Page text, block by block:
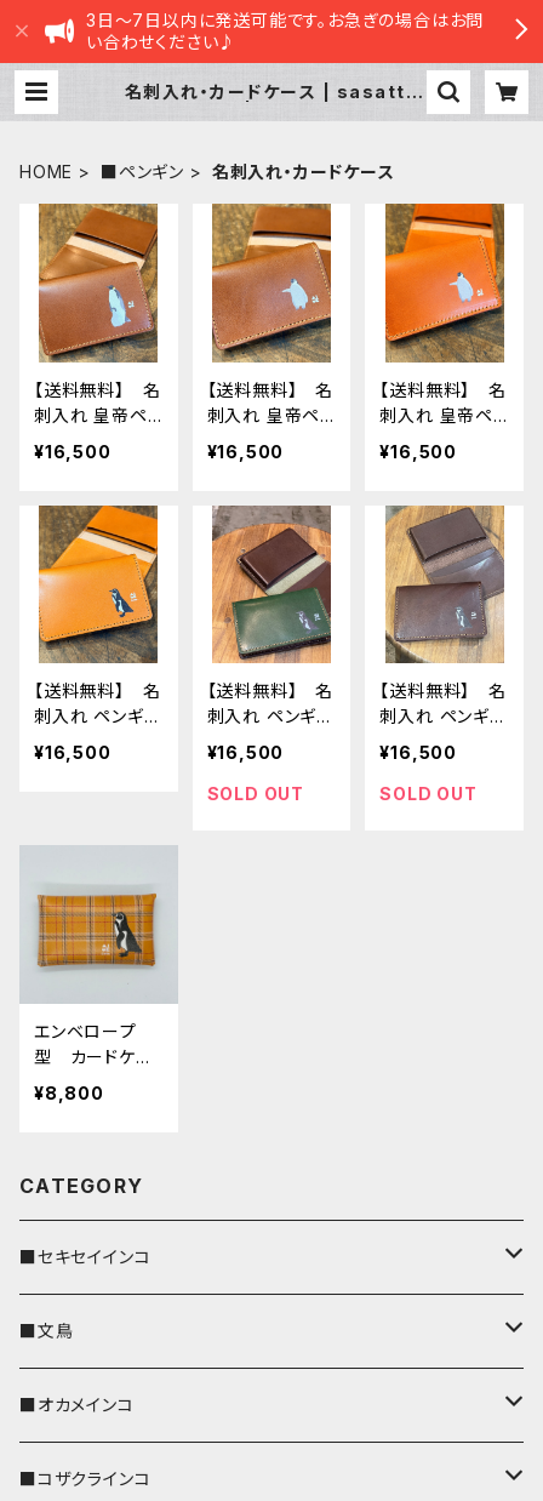
3日～7日以内に発送可能です。お急ぎの場合はお問
い合わせください♪
名刺入れ・カードケース | sasatte
HOME ■ペンギン 名刺入れ・カードケース
【送料無料】 名
刺入れ 皇帝ペン
ギン 親子 ブ
ラウン Brown
エンペラー コ
ウテイ ペンギ
ン penguin
¥16,500
【送料無料】 名
刺入れ 皇帝ペン
ギン ひな ブ
ラウン Brown
エンペラー コ
ウテイ ペンギ
ン penguin
¥16,500
【送料無料】 名
刺入れ 皇帝ペン
ギン ひな レ
ッドブラウン R
木レザー エン
ペラー コウテ
イ ペンギン p
enguin
¥16,500
【送料無料】 名
刺入れ ペンギ
ン キャメル C
AMEL ぺんぎ
¥16,500
【送料無料】 名
刺入れ ペンギ
ン Green グ
リーン ぺんぎ
ん 栃木レザー
¥16,500
SOLD OUT
【送料無料】 名
刺入れ ペンギ
ン DarkBrow
n ダークブラウ
ン ぺんぎん
¥16,500
SOLD OUT
エンベロープ
型 カードケー
ス ペンギン ヌ
メ タータンチェ
¥8,800
CATEGORY
■セキセイインコ
キーカバー
キーホルダー
パスケース
■文鳥
キーカバー
キーホルダー
■オカメインコ
キーカバー
■コザクラインコ